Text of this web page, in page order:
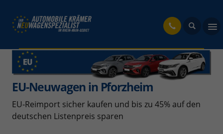
EU-Neuwagen in Pforzheim
EU-Reimport sicher kaufen und bis zu 45% auf den
deutschen Listenpreis sparen